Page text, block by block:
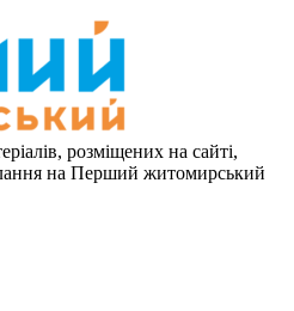
розміщених на сайті,
на Перший житомирський